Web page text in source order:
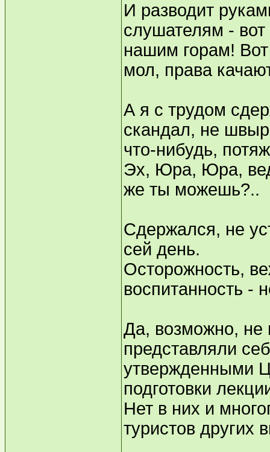
И разводит
слушателям -
нашим горам!
мол, права
А я с трудом
скандал, не
что-нибудь,
Эх, Юра, Юра,
же ты можешь?..
Сдержался, не
сей день.
Осторожность,
воспитанность -
Да, возможно, не
представляли
утвержденными
подготовки
Нет в них и
туристов других